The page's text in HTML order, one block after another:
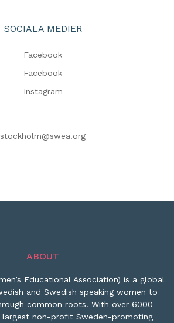
SOCIALA MEDIER
Facebook
Facebook
Instagram
stockholm@swea.org
ABOUT
Educational Association) is a global
and Swedish speaking women to
common roots. With over 6000
largest non-profit Sweden-promoting